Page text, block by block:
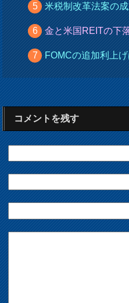
米税制改革法案の
金と米国REITの下
FOMCの追加利上
コメントを残す